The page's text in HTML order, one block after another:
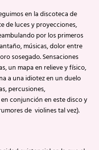
en la discoteca de
de luces y proyecciones,
por los primeros
músicas, dolor entre
sosegado. Sensaciones
un mapa en relieve y físico,
a una idiotez en un duelo
percusiones,
conjunción en este disco y
de violines tal vez).